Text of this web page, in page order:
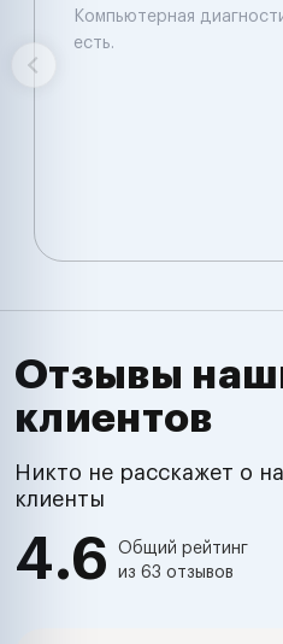
Компьютерная
есть.
Отзывы
клиентов
Никто не расскажет о
клиенты
4.6
Общий рейтинг
из 63 отзывов